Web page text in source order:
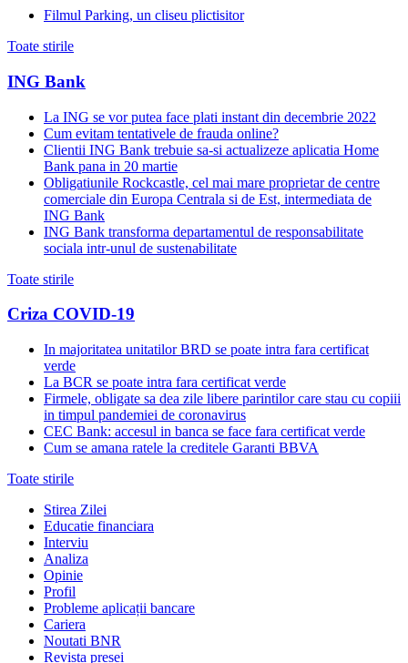
Filmul Parking, un cliseu plictisitor
Toate stirile
ING Bank
La ING se vor putea face plati instant din decembrie 2022
Cum evitam tentativele de frauda online?
Clientii ING Bank trebuie sa-si actualizeze aplicatia Home
Bank pana in 20 martie
Obligatiunile Rockcastle, cel mai mare proprietar de centre
comerciale din Europa Centrala si de Est, intermediata de
ING Bank
ING Bank transforma departamentul de responsabilitate
sociala intr-unul de sustenabilitate
Toate stirile
Criza COVID-19
In majoritatea unitatilor BRD se poate intra fara certificat
verde
La BCR se poate intra fara certificat verde
Firmele, obligate sa dea zile libere parintilor care stau cu copiii
in timpul pandemiei de coronavirus
CEC Bank: accesul in banca se face fara certificat verde
Cum se amana ratele la creditele Garanti BBVA
Toate stirile
Stirea Zilei
Educatie financiara
Interviu
Analiza
Opinie
Profil
Probleme aplicații bancare
Cariera
Noutati BNR
Revista presei